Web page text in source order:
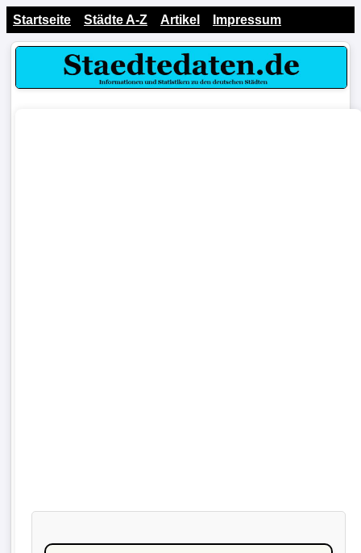
Startseite Städte A-Z Artikel Impressum